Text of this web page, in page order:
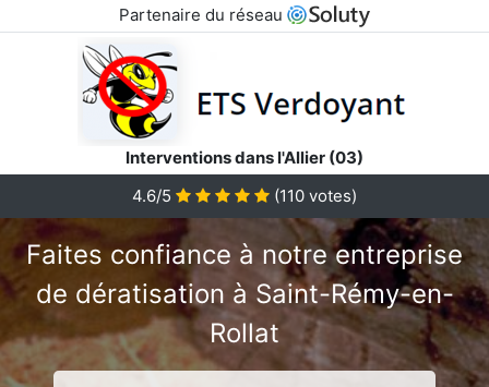
Partenaire du réseau
Interventions dans l'Allier (03)
4.6/5
(110 votes)
Faites confiance à notre entreprise
de dératisation à Saint-Rémy-en-
Rollat